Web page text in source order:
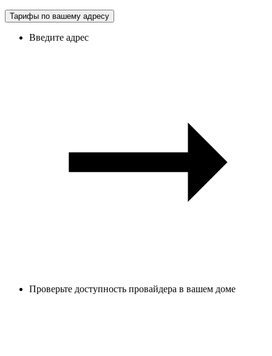
Тарифы по вашему адресу
Введите адрес
Проверьте доступность провайдера в вашем доме